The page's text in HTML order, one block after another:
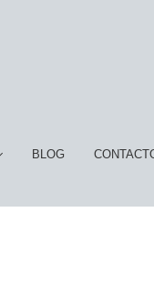
BLOG